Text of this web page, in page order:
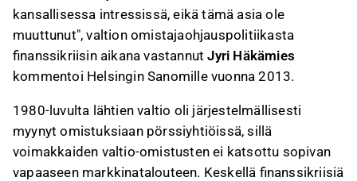
kansallisessa intressissä, eikä tämä asia ole
muuttunut", valtion omistajaohjauspolitiikasta
finanssikriisin aikana vastannutJyri Häkämies
kommentoi Helsingin Sanomille vuonna 2013.
1980-luvulta lähtien valtio oli järjestelmällisesti
myynyt omistuksiaan pörssiyhtiöissä, sillä
voimakkaiden valtio-omistusten ei katsottu sopivan
vapaaseen markkinatalouteen. Keskellä finanssikriisiä